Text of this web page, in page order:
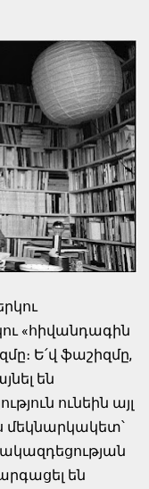
«հիվանդագին
Ե՛վ ֆաշիզմը,
են
ունեին այլ
մեկնարկակետ՝
են